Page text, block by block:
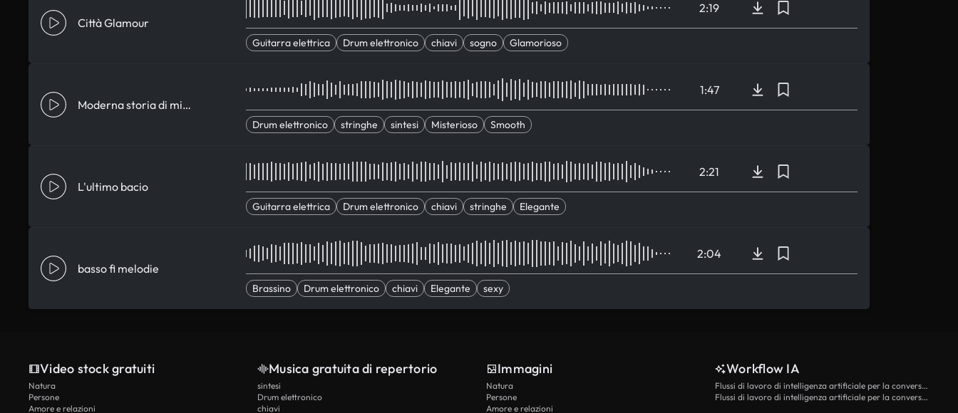
Città Glamour
2:19
Guitarra elettrica Drum elettronico chiavi sogno Glamorioso
Moderna storia di mistero
1:47
Drum elettronico stringhe sintesi Misterioso Smooth
L'ultimo bacio
2:21
Guitarra elettrica Drum elettronico chiavi stringhe Elegante
basso fi melodie
2:04
Brassino Drum elettronico chiavi Elegante sexy
Video stock gratuiti
Natura
Persone
Amore e relazioni
Musica gratuita di repertorio
sintesi
Drum elettronico
chiavi
Immagini
Natura
Persone
Amore e relazioni
Workflow IA
Flussi di lavoro di intelligenza artificiale per la conversione da testo a video
Flussi di lavoro di intelligenza artificiale per la conversione di immagini in video